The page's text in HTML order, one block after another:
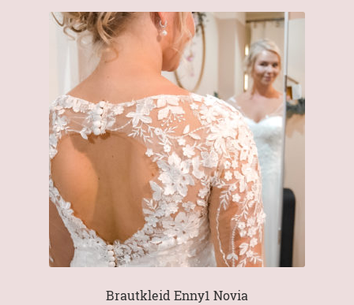
Brautkleid Enny1 Novia